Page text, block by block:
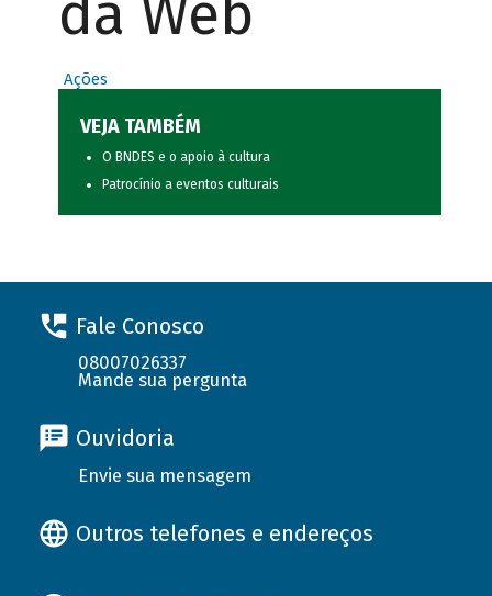
da Web
Ações
VEJA TAMBÉM
O BNDES e o apoio à cultura
Patrocínio a eventos culturais
Fale Conosco
08007026337
Mande sua pergunta
Ouvidoria
Envie sua mensagem
Outros telefones e endereços